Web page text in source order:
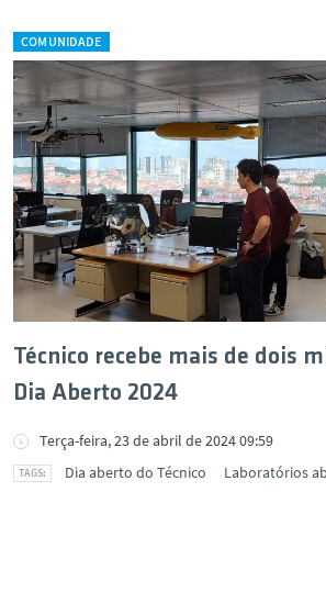
COMUNIDADE
Técnico recebe mais de dois
Dia Aberto 2024
Terça-feira, 23 de abril de 2024 09:59
Dia aberto do Técnico
Laboratórios